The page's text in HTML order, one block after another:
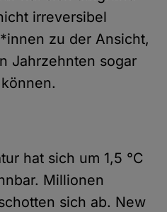
irreversibel
zu der Ansicht,
Jahrzehnten sogar
hat sich um 1,5 °C
Millionen
sich ab. New